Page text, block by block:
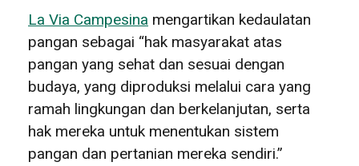
La Via Campesina mengartikan kedaulatan
pangan sebagai “hak masyarakat atas
pangan yang sehat dan sesuai dengan
budaya, yang diproduksi melalui cara yang
ramah lingkungan dan berkelanjutan, serta
hak mereka untuk menentukan sistem
pangan dan pertanian mereka sendiri.”